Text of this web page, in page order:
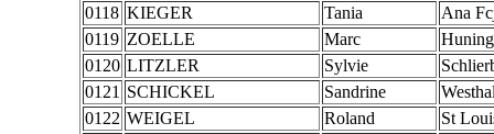
0118 KIEGER Tania
Ana
0119 ZOELLE Marc
0120 LITZLER Sylvie
0121 SCHICKEL Sandrine
0122 WEIGEL Roland
St